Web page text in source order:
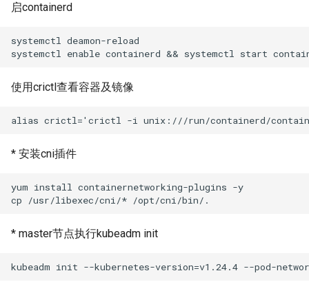
启containerd
systemctl deamon-reload
使用crictl查看容器及镜像
* 安装cni插件
yum install containernetworking-plugins -y
* master节点执行kubeadm init